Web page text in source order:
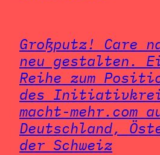
Großputz! Care
neu gestalten.
Reihe zum
des
macht-mehr.com
Deutschland,
der Schweiz